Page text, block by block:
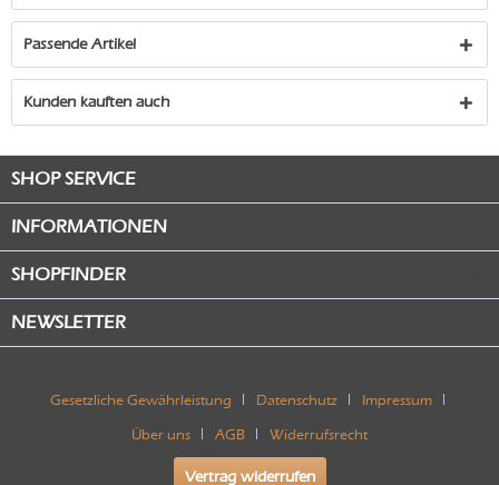
Passende Artikel
Kunden kauften auch
SHOP SERVICE
INFORMATIONEN
SHOPFINDER
NEWSLETTER
Gesetzliche Gewährleistung Datenschutz Impressum
Über uns AGB Widerrufsrecht
Vertrag widerrufen